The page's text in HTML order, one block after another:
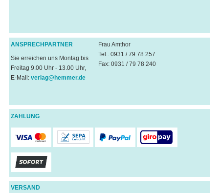
ANSPRECHPARTNER
Sie erreichen uns Montag bis
Freitag 9.00 Uhr - 13.00 Uhr,
E-Mail: verlag@hemmer.de
Frau Amthor
Tel.: 0931 / 79 78 257
Fax: 0931 / 79 78 240
ZAHLUNG
VERSAND